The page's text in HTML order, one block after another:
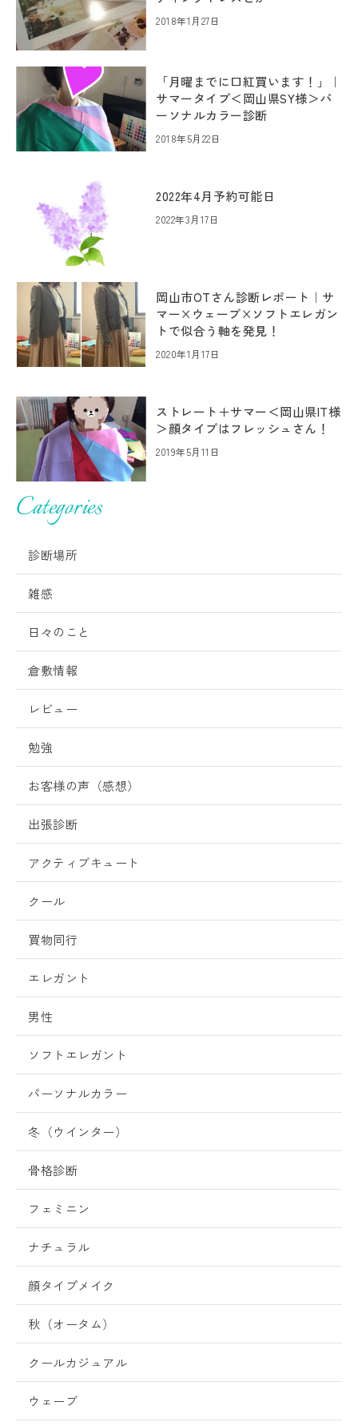
2018年1月27日
「月曜までに口紅買います！」｜
サマータイプ＜岡山県SY様＞パ
ーソナルカラー診断
2018年5月22日
2022年4月予約可能日
2022年3月17日
岡山市OTさん診断レポート｜サ
マー×ウェーブ×ソフトエレガン
トで似合う軸を発見！
2020年1月17日
ストレート＋サマー＜岡山県IT様
＞顔タイプはフレッシュさん！
2019年5月11日
Categories
診断場所
雑感
日々のこと
倉敷情報
レビュー
勉強
お客様の声（感想）
出張診断
アクティブキュート
クール
買物同行
エレガント
男性
ソフトエレガント
パーソナルカラー
冬（ウインター）
骨格診断
フェミニン
ナチュラル
顔タイプメイク
秋（オータム）
クールカジュアル
ウェーブ